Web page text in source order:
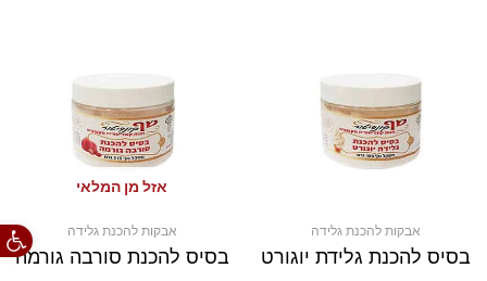
פתח אבקות להכנת גלידה
בסיס להכנת גלידת יוגורט
אזל מן המלאי
אבקות להכנת גלידה
בסיס להכנת סורבה גורמה